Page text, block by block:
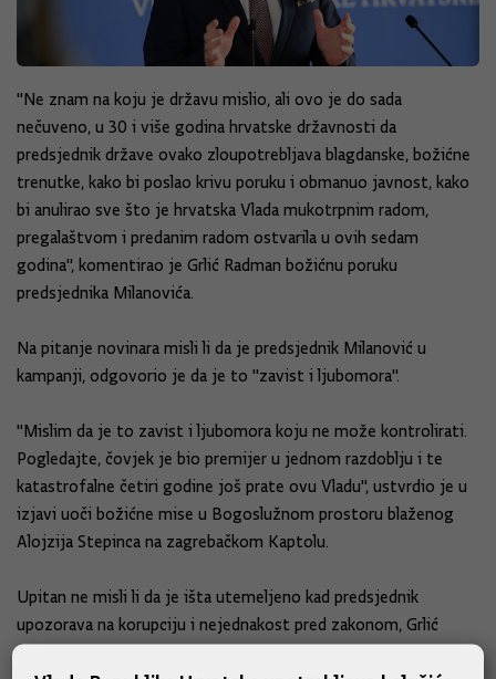
"Ne znam na koju je državu mislio, ali ovo je do sada
nečuveno, u 30 i više godina hrvatske državnosti da
predsjednik države ovako zloupotrebljava blagdanske, božićne
trenutke, kako bi poslao krivu poruku i obmanuo javnost, kako
bi anulirao sve što je hrvatska Vlada mukotrpnim radom,
pregalaštvom i predanim radom ostvarila u ovih sedam
godina", komentirao je Grlić Radman božićnu poruku
predsjednika Milanovića.
Na pitanje novinara misli li da je predsjednik Milanović u
kampanji, odgovorio je da je to "zavist i ljubomora".
"Mislim da je to zavist i ljubomora koju ne može kontrolirati.
Pogledajte, čovjek je bio premijer u jednom razdoblju i te
katastrofalne četiri godine još prate ovu Vladu", ustvrdio je u
izjavi uoči božićne mise u Bogoslužnom prostoru blaženog
Alojzija Stepinca na zagrebačkom Kaptolu.
Upitan ne misli li da je išta utemeljeno kad predsjednik
upozorava na korupciju i nejednakost pred zakonom, Grlić
Radman je ustvrdio da predsjednik "negira činjenice" i "govori